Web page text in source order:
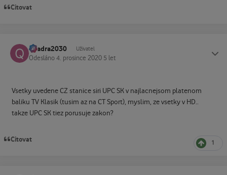
Citovat
quadra2030 Uživatel
Odesláno 4. prosince 2020 5 let
Vsetky uvedene CZ stanice siri UPC SK v najlacnejsom platenom
baliku TV Klasik (tusim az na CT Sport), myslim, ze vsetky v HD..
takze UPC SK tiez porusuje zakon?
Citovat 1